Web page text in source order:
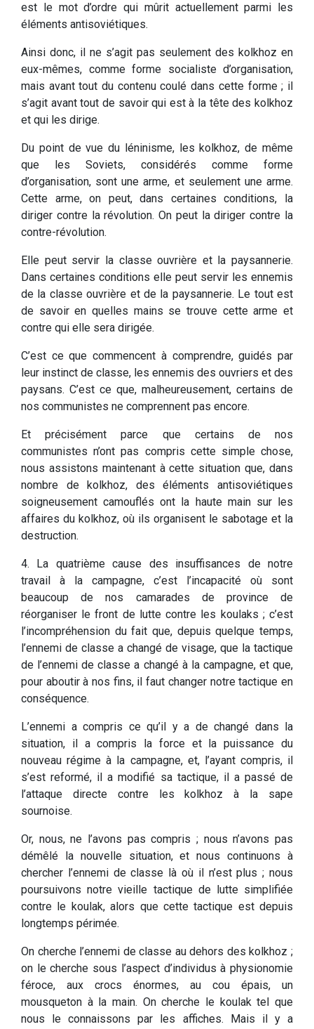
est le mot d’ordre qui mûrit actuellement parmi les
éléments antisoviétiques.
Ainsi donc, il ne s’agit pas seulement des kolkhoz en
eux-mêmes, comme forme socialiste d’organisation,
mais avant tout du contenu coulé dans cette forme ; il
s’agit avant tout de savoir qui est à la tête des kolkhoz
et qui les dirige.
Du point de vue du léninisme, les kolkhoz, de même
que les Soviets, considérés comme forme
d’organisation, sont une arme, et seulement une arme.
Cette arme, on peut, dans certaines conditions, la
diriger contre la révolution. On peut la diriger contre la
contre-révolution.
Elle peut servir la classe ouvrière et la paysannerie.
Dans certaines conditions elle peut servir les ennemis
de la classe ouvrière et de la paysannerie. Le tout est
de savoir en quelles mains se trouve cette arme et
contre qui elle sera dirigée.
C’est ce que commencent à comprendre, guidés par
leur instinct de classe, les ennemis des ouvriers et des
paysans. C’est ce que, malheureusement, certains de
nos communistes ne comprennent pas encore.
Et précisément parce que certains de nos
communistes n’ont pas compris cette simple chose,
nous assistons maintenant à cette situation que, dans
nombre de kolkhoz, des éléments antisoviétiques
soigneusement camouflés ont la haute main sur les
affaires du kolkhoz, où ils organisent le sabotage et la
destruction.
4. La quatrième cause des insuffisances de notre
travail à la campagne, c’est l’incapacité où sont
beaucoup de nos camarades de province de
réorganiser le front de lutte contre les koulaks ; c’est
l’incompréhension du fait que, depuis quelque temps,
l’ennemi de classe a changé de visage, que la tactique
de l’ennemi de classe a changé à la campagne, et que,
pour aboutir à nos fins, il faut changer notre tactique en
conséquence.
L’ennemi a compris ce qu’il y a de changé dans la
situation, il a compris la force et la puissance du
nouveau régime à la campagne, et, l’ayant compris, il
s’est reformé, il a modifié sa tactique, il a passé de
l’attaque directe contre les kolkhoz à la sape
sournoise.
Or, nous, ne l’avons pas compris ; nous n’avons pas
démêlé la nouvelle situation, et nous continuons à
chercher l’ennemi de classe là où il n’est plus ; nous
poursuivons notre vieille tactique de lutte simplifiée
contre le koulak, alors que cette tactique est depuis
longtemps périmée.
On cherche l’ennemi de classe au dehors des kolkhoz ;
on le cherche sous l’aspect d’individus à physionomie
féroce, aux crocs énormes, au cou épais, un
mousqueton à la main. On cherche le koulak tel que
nous le connaissons par les affiches. Mais il y a